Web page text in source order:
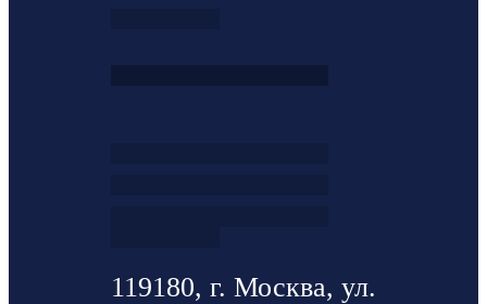
119180, г. Москва, ул.